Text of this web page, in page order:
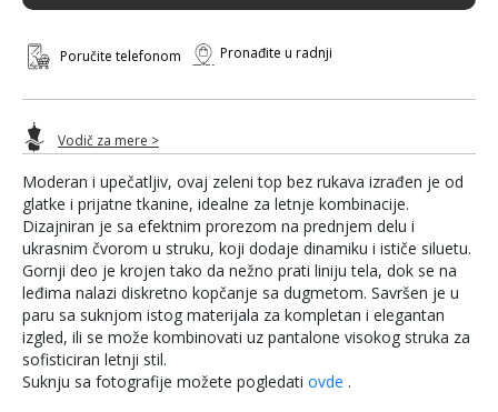
Moderan i upečatljiv, ovaj zeleni top bez rukava izrađen je od
glatke i prijatne tkanine, idealne za letnje kombinacije.
Dizajniran je sa efektnim prorezom na prednjem delu i
ukrasnim čvorom u struku, koji dodaje dinamiku i ističe siluetu.
Gornji deo je krojen tako da nežno prati liniju tela, dok se na
leđima nalazi diskretno kopčanje sa dugmetom. Savršen je u
paru sa suknjom istog materijala za kompletan i elegantan
izgled, ili se može kombinovati uz pantalone visokog struka za
sofisticiran letnji stil.
Suknju sa fotografije možete pogledati ovde .
Poručite telefonom Pronađite u radnji
Vodič za mere >